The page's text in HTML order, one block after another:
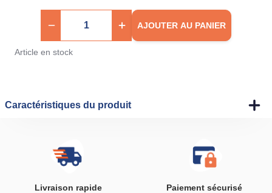
AJOUTER AU PANIER
Article en stock
Caractéristiques du produit
Livraison rapide Paiement sécurisé